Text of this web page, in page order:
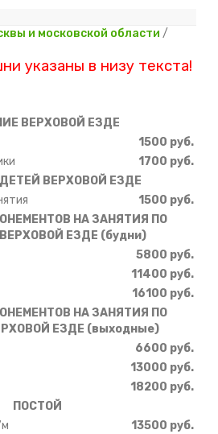
и московской области /
указаны в низу текста!
ВЕРХОВОЙ ЕЗДЕ
1500 руб.
1700 руб.
ВЕРХОВОЙ ЕЗДЕ
1500 руб.
НА ЗАНЯТИЯ ПО
ЕЗДЕ (будни)
5800 руб.
11400 руб.
16100 руб.
НА ЗАНЯТИЯ ПО
ЕЗДЕ (выходные)
6600 руб.
13000 руб.
18200 руб.
ПОСТОЙ
13500 руб.